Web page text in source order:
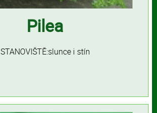
Pilea
STANOVIŠTĚ:slunce i stín